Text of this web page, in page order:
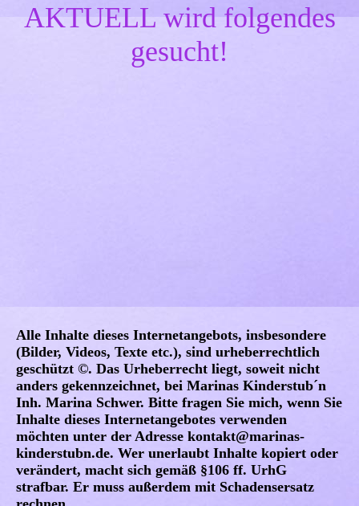
AKTUELL wird folgendes
gesucht!
Alle Inhalte dieses Internetangebots, insbesondere
(Bilder, Videos, Texte etc.), sind urheberrechtlich
geschützt ©. Das Urheberrecht liegt, soweit nicht
anders gekennzeichnet, bei Marinas Kinderstub´n
Inh. Marina Schwer. Bitte fragen Sie mich, wenn Sie
Inhalte dieses Internetangebotes verwenden
möchten unter der Adresse kontakt@marinas-
kinderstubn.de. Wer unerlaubt Inhalte kopiert oder
verändert, macht sich gemäß §106 ff. UrhG
strafbar. Er muss außerdem mit Schadensersatz